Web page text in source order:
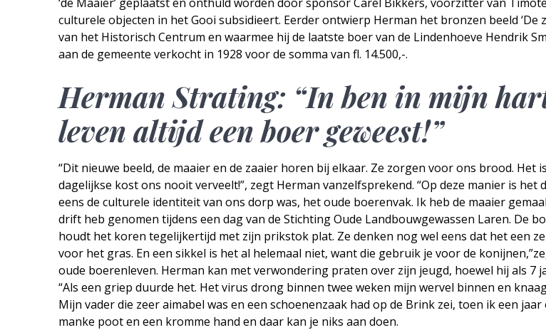
culturele objecten in het Gooi subsidieert. Eerder ontwierp Herman het bronzen beeld ‘De
van het Historisch Centrum en waarmee hij de laatste boer van de Lindenhoeve Hendrik
aan de gemeente verkocht in 1928 voor de somma van fl. 14.500,-.
Herman Strating: “In ben in mijn
leven altijd een boer geweest!”
“Dit nieuwe beeld, de maaier en de zaaier horen bij elkaar. Ze zorgen voor ons brood. Het
dagelijkse kost ons nooit verveelt!”, zegt Herman vanzelfsprekend. “Op deze manier is het
eens de culturele identiteit van ons dorp was, het oude boerenvak. Ik heb de maaier
drift heb genomen tijdens een dag van de Stichting Oude Landbouwgewassen Laren. De
houdt het koren tegelijkertijd met zijn prikstok plat. Ze denken nog wel eens dat het een
voor het gras. En een sikkel is het al helemaal niet, want die gebruik je voor de
oude boerenleven. Herman kan met verwondering praten over zijn jeugd, hoewel hij als 7
“Als een griep duurde het. Het virus drong binnen twee weken mijn wervel binnen en
Mijn vader die zeer aimabel was en een schoenenzaak had op de Brink zei, toen ik een jaar
manke poot en een kromme hand en daar kan je niks aan doen.